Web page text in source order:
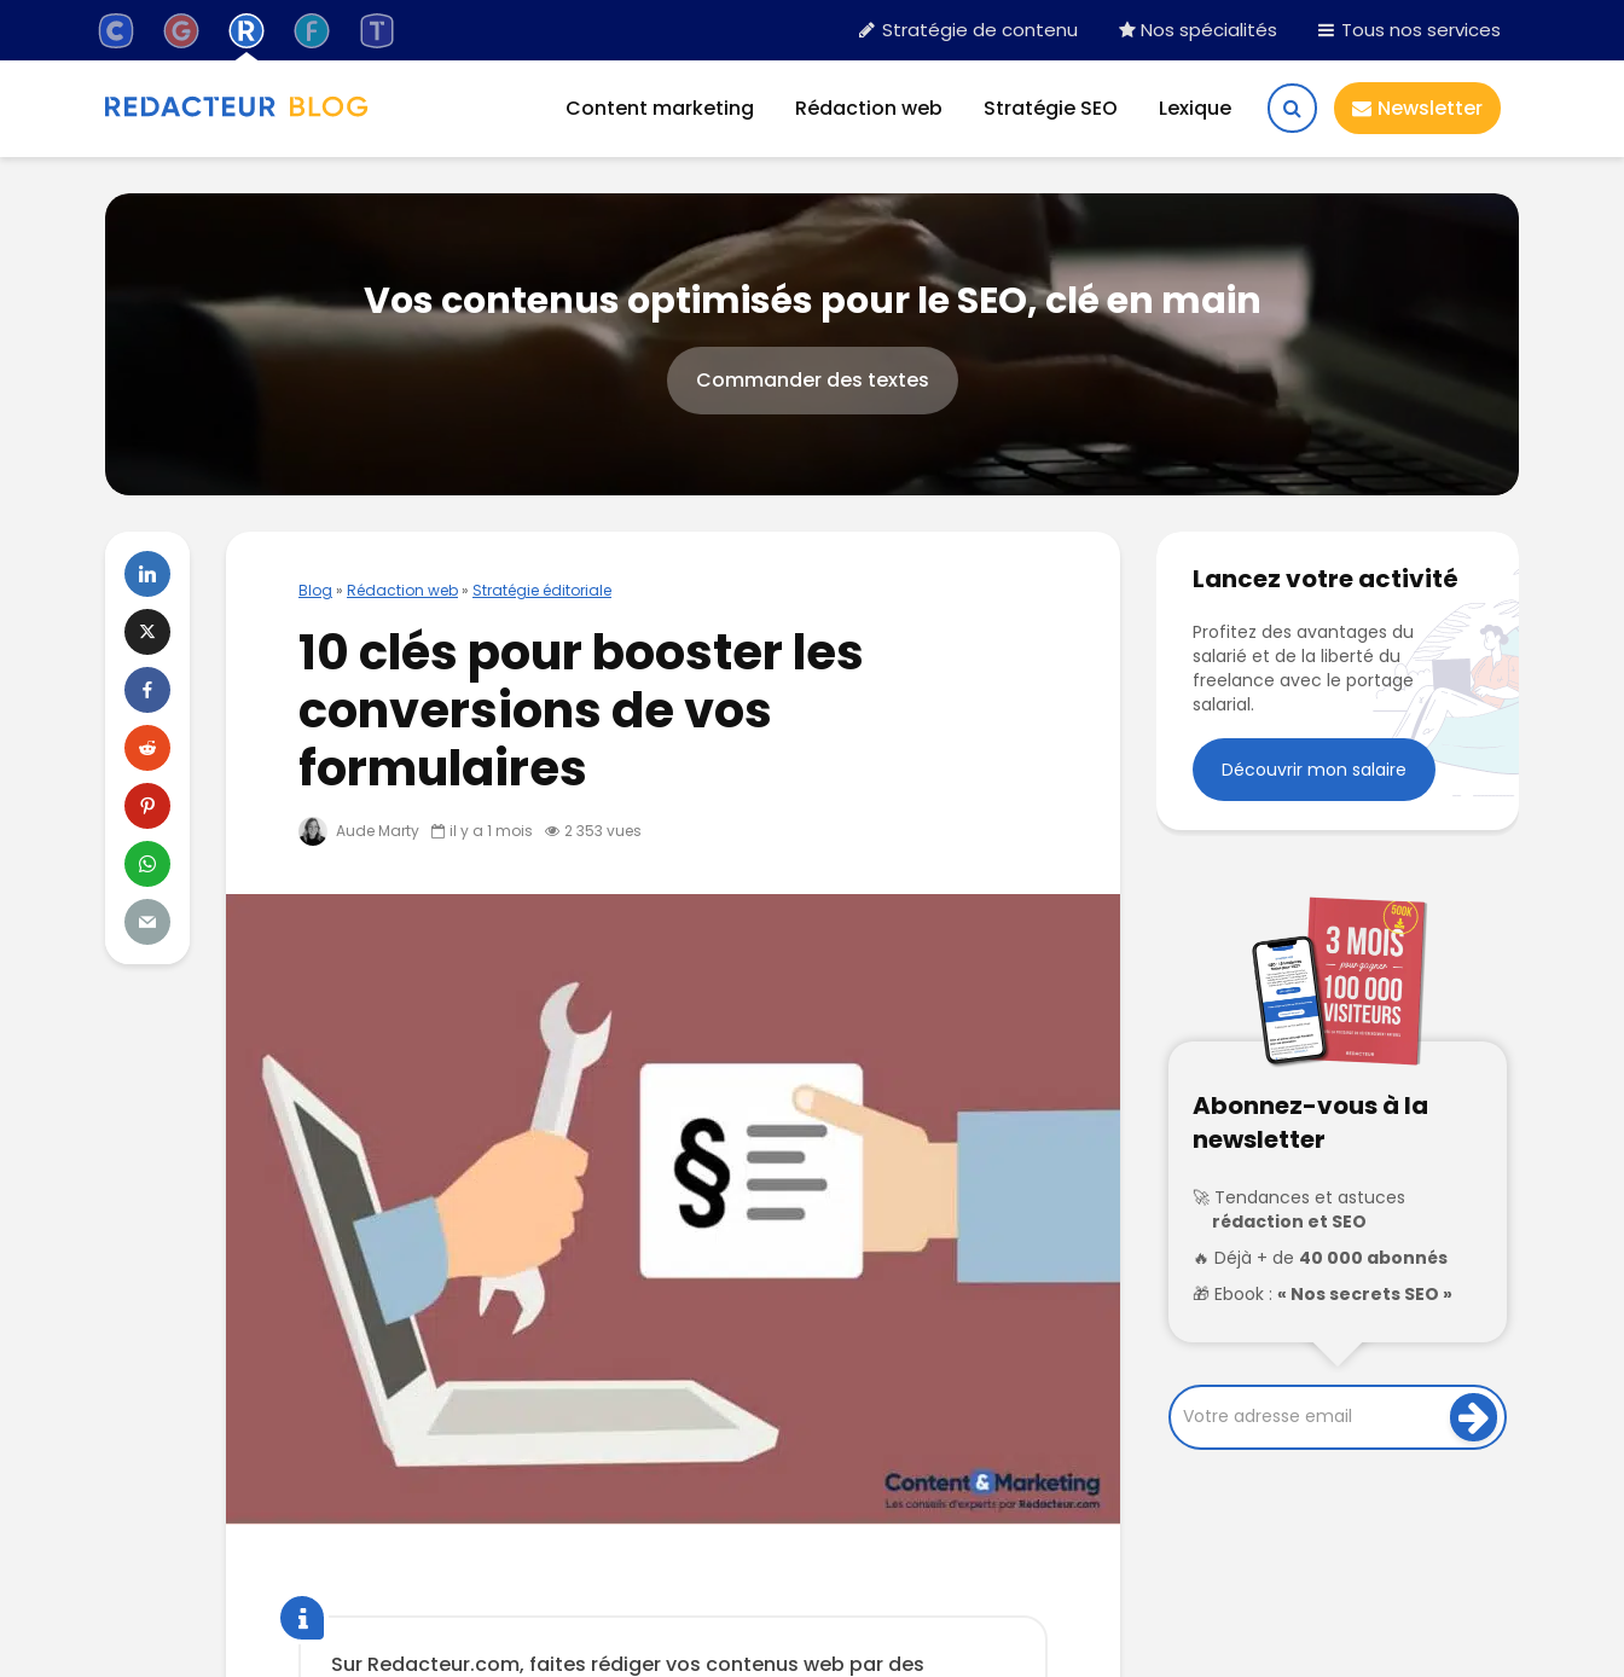
Stratégie de contenu Nos spécialités Tous nos services
Content marketing Rédaction web Stratégie SEO Lexique Newsletter
Vos contenus optimisés pour le SEO, clé en main
Commander des textes
Blog » Rédaction web » Stratégie éditoriale
10 clés pour booster les
conversions de vos
formulaires
Aude Marty il y a 1 mois 2 353 vues
Sur Redacteur.com, faites rédiger vos contenus web par des
Lancez votre activité
Profitez des avantages du
salarié et de la liberté du
freelance avec le portage
salarial.
Découvrir mon salaire
Abonnez-vous à la
newsletter
Tendances et astuces
rédaction et SEO
Déjà + de 40 000 abonnés
Ebook : « Nos secrets SEO »